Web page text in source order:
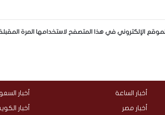
الإلكتروني في هذا المتصفح لاستخدامها المرة
أخبار الساعة
أخبار مصر
أخبار
أخبار